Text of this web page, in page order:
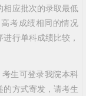
应批次的录取最低
考成绩相同的情况
行单科成绩比较，
生可登录我院本科
方式寄发，请考生